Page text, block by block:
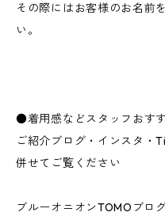
その際にはお客様のお名前
い。
●着用感などスタッフおす
ご紹介ブログ・インスタ・
併せてご覧ください
ブルーオニオンTOMOブロ